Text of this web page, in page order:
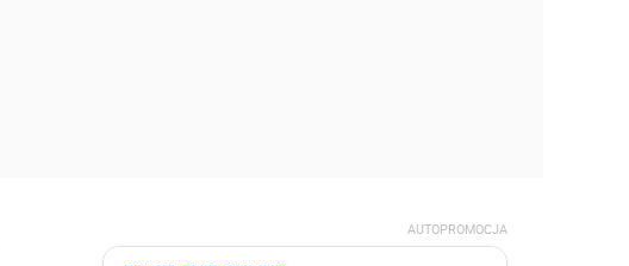
AUTOPROMOCJA